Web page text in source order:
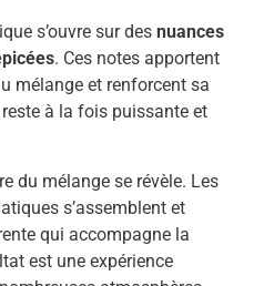
s’ouvre surdes nuances
. Ces notes apportent
mélange et renforcent sa
reste à la fois puissante et
du mélange se révèle. Les
s’assemblent et
qui accompagne la
est une expérience